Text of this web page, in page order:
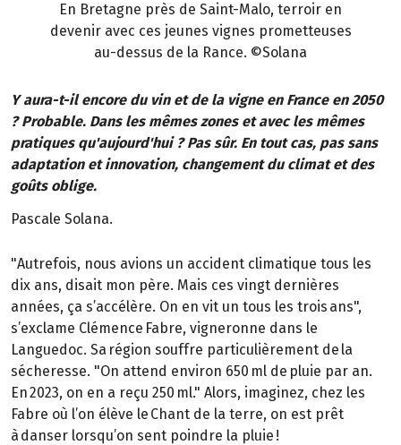
En Bretagne près de Saint-Malo, terroir en
devenir avec ces jeunes vignes prometteuses
au-dessus de la Rance. ©Solana
Y aura-t-il encore du vin et de la vigne en France en 2050
? Probable. Dans les mêmes zones et avec les mêmes
pratiques qu'aujourd'hui ? Pas sûr. En tout cas, pas sans
adaptation et innovation, changement du climat et des
goûts oblige.
Pascale Solana.
"Autrefois, nous avions un accident climatique tous les
dix ans, disait mon père. Mais ces vingt dernières
années, ça s’accélère. On en vit un tous les trois ans",
s’exclame Clémence Fabre, vigneronne dans le
Languedoc. Sa région souffre particulièrement de la
sécheresse. "On attend environ 650 ml de pluie par an.
En 2023, on en a reçu 250 ml." Alors, imaginez, chez les
Fabre où l’on élève le Chant de la terre, on est prêt
à danser lorsqu’on sent poindre la pluie !